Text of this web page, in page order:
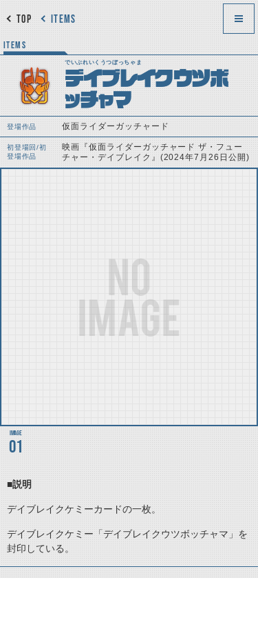
ITEMS
TOP
ITEMS
でいぶれいくうつぼっちゃま
デイブレイクウツボ
ッチャマ
登場作品 仮面ライダーガッチャード
初登場回/初
登場作品
映画『仮面ライダーガッチャード ザ・フュー
チャー・デイブレイク』(2024年7月26日公開)
01
■説明
デイブレイクケミーカードの一枚。
デイブレイクケミー「デイブレイクウツボッチャマ」を
封印している。